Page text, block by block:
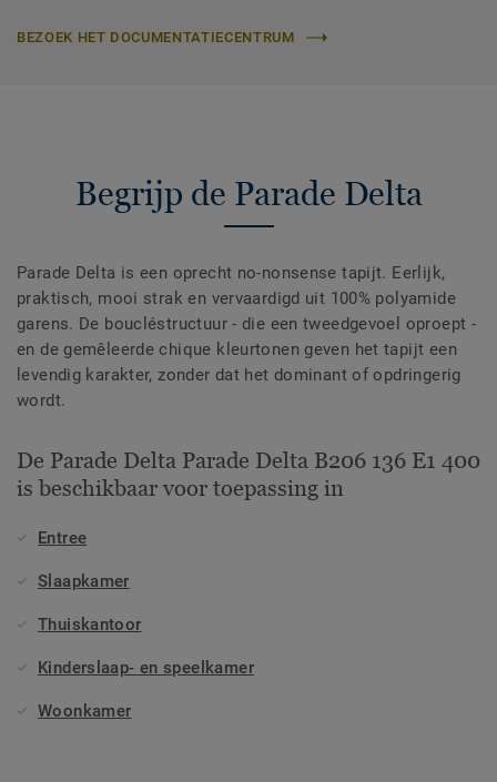
BEZOEK HET DOCUMENTATIECENTRUM
Begrijp de Parade Delta
Parade Delta is een oprecht no-nonsense tapijt. Eerlijk,
praktisch, mooi strak en vervaardigd uit 100% polyamide
garens. De boucléstructuur - die een tweedgevoel oproept -
en de gemêleerde chique kleurtonen geven het tapijt een
levendig karakter, zonder dat het dominant of opdringerig
wordt.
De Parade Delta Parade Delta B206 136 E1 400
is beschikbaar voor toepassing in
Entree
Slaapkamer
Thuiskantoor
Kinderslaap- en speelkamer
Woonkamer